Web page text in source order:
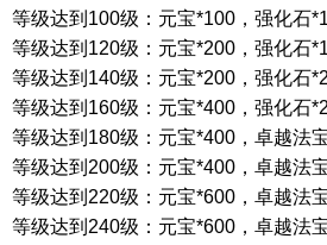
等级达到 100级：元宝*100 ，强化石
等级达到 120级：元宝*200 ，强化石
等级达到 140级：元宝*200 ，强化石
等级达到 160级：元宝*400 ，强化石
等级达到 180级：元宝*400 ，卓越法
等级达到 200级：元宝*400 ，卓越法
等级达到 220级：元宝*600 ，卓越法
等级达到 240级：元宝*600 ，卓越法